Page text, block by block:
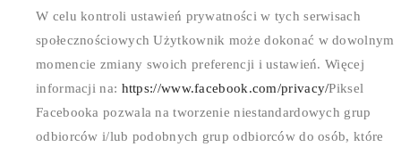
W celu kontroli ustawień prywatności w tych serwisach
społecznościowych Użytkownik może dokonać w dowolnym
momencie zmiany swoich preferencji i ustawień. Więcej
informacji na: https://www.facebook.com/privacy/Piksel
Facebooka pozwala na tworzenie niestandardowych grup
odbiorców i/lub podobnych grup odbiorców do osób, które